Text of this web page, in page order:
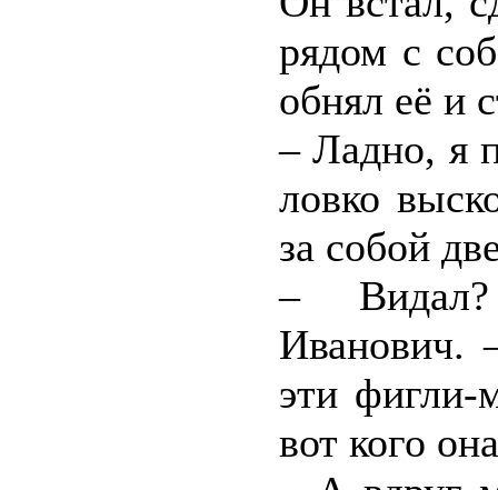
рядом с
обнял её и
– Ладно, я
ловко
за собой
–
эти фигли-
вот кого